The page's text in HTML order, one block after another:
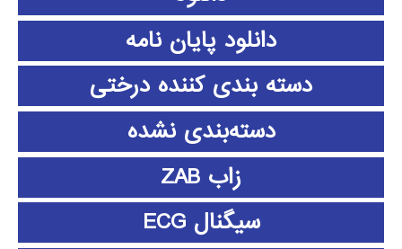
دانلود پايان نامه
دسته بندی کننده درختی
دسته‌بندی نشده
زاب ZAB
سیگنال ECG